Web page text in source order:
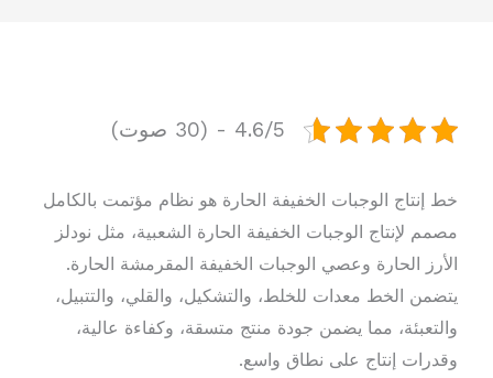
4.6/5 - (30 صوت)
خط إنتاج الوجبات الخفيفة الحارة هو نظام مؤتمت بالكامل
مصمم لإنتاج الوجبات الخفيفة الحارة الشعبية، مثل نودلز
الأرز الحارة وعصي الوجبات الخفيفة المقرمشة الحارة.
يتضمن الخط معدات للخلط، والتشكيل، والقلي، والتتبيل،
والتعبئة، مما يضمن جودة منتج متسقة، وكفاءة عالية،
وقدرات إنتاج على نطاق واسع.